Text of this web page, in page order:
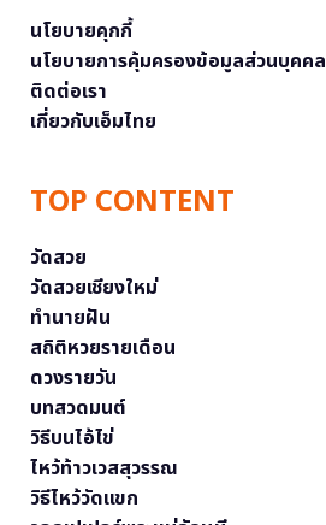
นโยบายคุกกี้
นโยบายการคุ้มครองข้อมูลส่วนบุคคล
ติดต่อเรา
เกี่ยวกับเอ็มไทย
TOP CONTENT
วัดสวย
วัดสวยเชียงใหม่
ทำนายฝัน
สถิติหวยรายเดือน
ดวงรายวัน
บทสวดมนต์
วิธีบนไอ้ไข่
ไหว้ท้าวเวสสุวรรณ
วิธีไหว้วัดแขก